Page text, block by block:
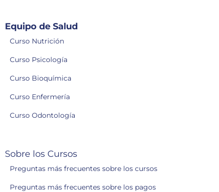
Equipo de Salud
Curso Nutrición
Curso Psicología
Curso Bioquímica
Curso Enfermería
Curso Odontología
Sobre los Cursos
Preguntas más frecuentes sobre los cursos
Preguntas más frecuentes sobre los pagos